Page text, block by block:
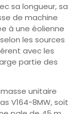
sa longueur, sa
de machine
à une éolienne
selon les sources
avec les
partie des
unitaire
V164-8MW, soit